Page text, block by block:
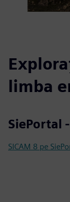
limba
SiePortal
SICAM 8 pe